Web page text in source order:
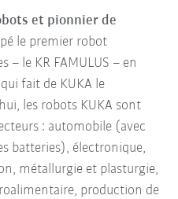
et pionnier de
le premier robot
– le KR FAMULUS – en
fait de KUKA le
les robots KUKA sont
: automobile (avec
batteries), électronique,
métallurgie et plasturgie,
production de